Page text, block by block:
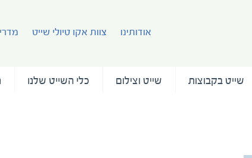
אודותינו צוות אקו טיולי שייט
שייט בקבוצות שייט וצילום כלי השייט שלנו